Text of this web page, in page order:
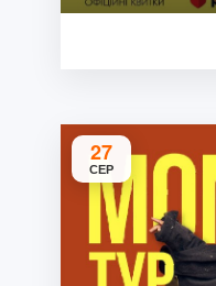
27
СЕР